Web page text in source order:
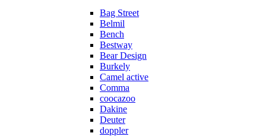
Bag Street
Belmil
Bench
Bestway
Bear Design
Burkely
Camel active
Comma
coocazoo
Dakine
Deuter
doppler